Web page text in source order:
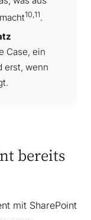
10,11.
Case, ein
erst, wenn
bereits
mit SharePoint